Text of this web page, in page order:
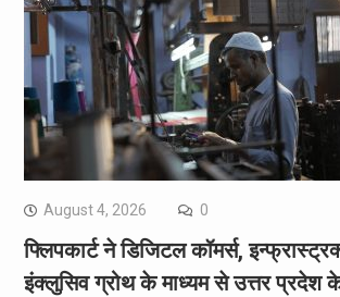
August 4, 2026 0
फ्लिपकार्ट ने डिजिटल कॉमर्स,
इंक्लुसिव ग्रोथ के माध्यम से उत्तर प्रदेश